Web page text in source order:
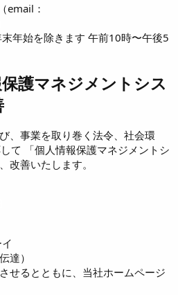
email：
末年始を除きます 午前10時〜午後5
護マネジメントシス
、事業を取り巻く法令、社会環
て 「個人情報保護マネジメントシ
改善いたします。
達）
せるとともに、当社ホームページ